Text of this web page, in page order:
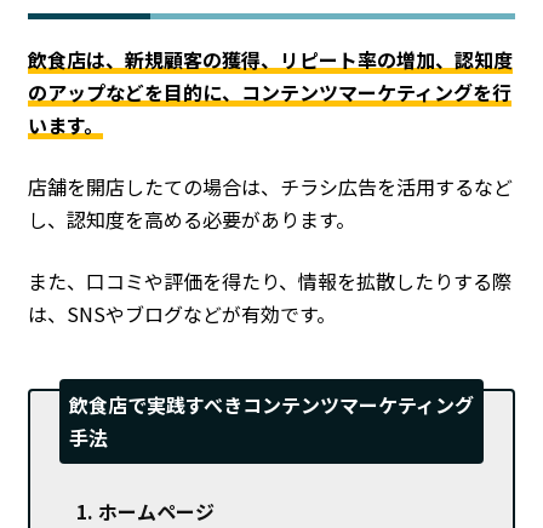
飲食店は、新規顧客の獲得、リピート率の増加、認知度
のアップなどを目的に、コンテンツマーケティングを行
います。
店舗を開店したての場合は、チラシ広告を活用するなど
し、認知度を高める必要があります。
また、口コミや評価を得たり、情報を拡散したりする際
は、SNSやブログなどが有効です。
飲食店で実践すべきコンテンツマーケティング
手法
ホームページ